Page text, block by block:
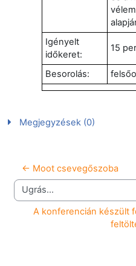
Igényelt
időkeret:
15
Besorolás:
Megjegyzések (0)
← Moot csevegőszoba
Ugrás...
A konferencián készült